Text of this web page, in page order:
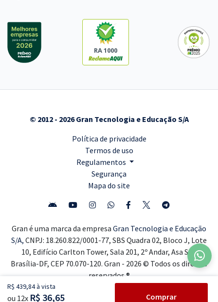
R$ 439,84 à vista
ou 12x R$ 36,65 Comprar
RA 1000
© 2012 - 2026 Gran Tecnologia e Educação S/A
Política de privacidade
Termos de uso
Regulamentos
Segurança
Mapa do site
Gran é uma marca da empresa Gran Tecnologia e Educação
S/A, CNPJ: 18.260.822/0001-77, SBS Quadra 02, Bloco J, Lote
10, Edifício Carlton Tower, Sala 201, 2º Andar, Asa Sul,
Brasília-DF, CEP 70.070-120. Gran - 2026 © Todos os direitos
reservados ®